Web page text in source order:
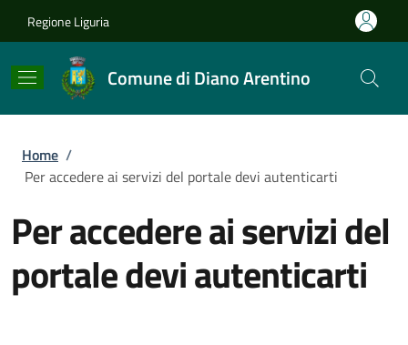
Regione Liguria
Comune di Diano Arentino
Briciole di pane
Home /
Per accedere ai servizi del portale devi autenticarti
Per accedere ai servizi del
portale devi autenticarti